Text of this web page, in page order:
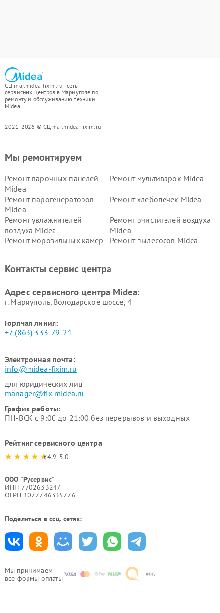
СЦ mar.midea-fixim.ru - сеть
сервисных центров в Мариуполе по
ремонту и обслуживанию техники
Midea
2021-2026 © СЦ mar.midea-fixim.ru
Мы принимаем
все формы оплаты
Мы ремонтируем
Ремонт варочных панелей
Midea
Ремонт мультиварок Midea
Ремонт парогенераторов
Midea
Ремонт хлебопечек Midea
Ремонт увлажнителей
воздуха Midea
Ремонт очистителей воздуха
Midea
Ремонт морозильных камер
Ремонт пылесосов Midea
пылесосов Midea
Midea
Контакты сервис центра
Адрес сервисного центра Midea:
г. Мариуполь, Володарское шоссе, 4
Горячая линия:
+7 (863) 333-79-21
Электронная почта:
info@midea-fixim.ru
для юридических лиц
manager@fix-midea.ru
График работы:
ПН-ВСК с 9:00 до 21:00 без перерывов и выходных
Рейтинг сервисного центра
4.9-5.0
ООО "Русервис"
ИНН 7702633247
ОГРН 1077746335776
Поделиться в соц. сетях: